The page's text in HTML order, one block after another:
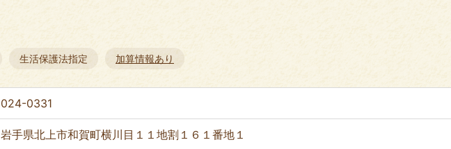
生活保護法指定 加算情報あり
024-0331
岩手県北上市和賀町横川目１１地割１６１番地１